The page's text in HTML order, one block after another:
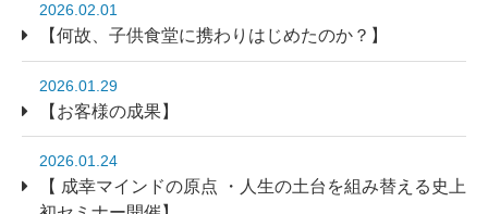
2026.02.01
【何故、子供食堂に携わりはじめたのか？】
2026.01.29
【お客様の成果】
2026.01.24
【 成幸マインドの原点 ・人生の土台を組み替える史上